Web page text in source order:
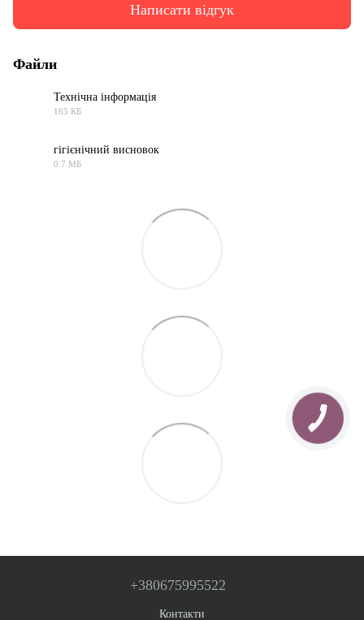
Написати відгук
Файли
Технічна інформація
165 КБ
гігієнічний висновок
0.7 МБ
+380675995522
Контакти